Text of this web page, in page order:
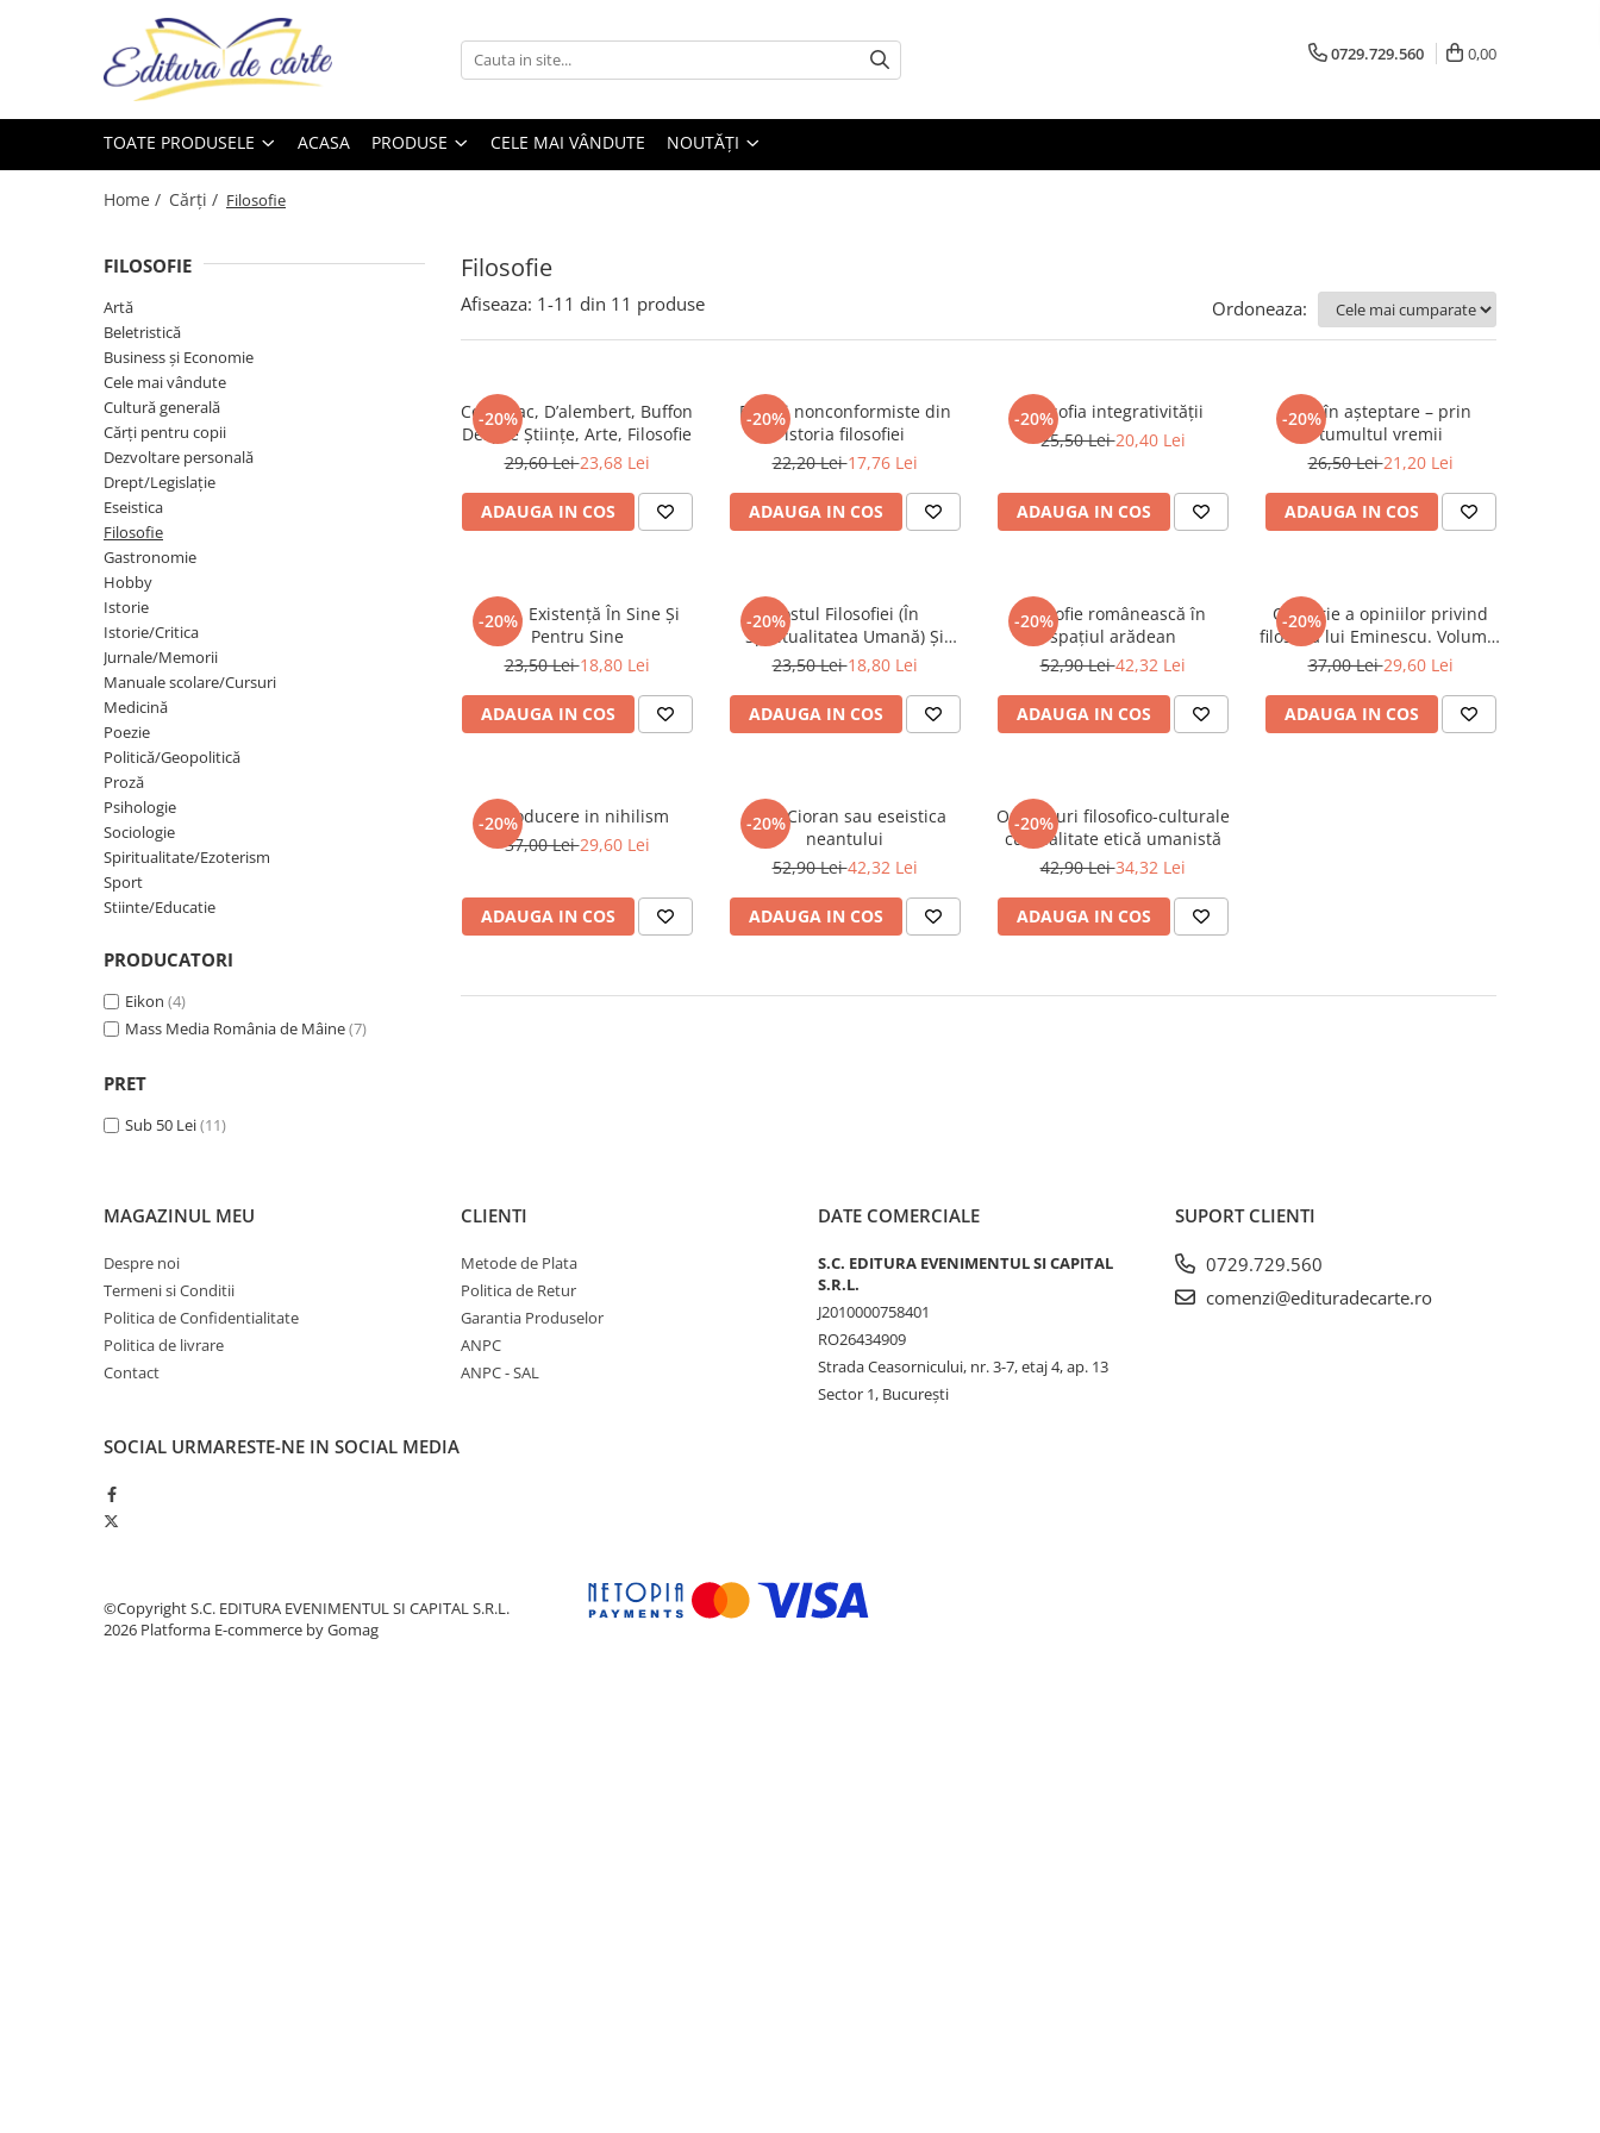
Toate Produsele
Evenimentul Zilei
Beletristică
Business și Economie
Cele mai vândute
Cultură generală
Cărți pentru copii
Dezvoltare personală
Drept/Legislație
Gastronomie
Istorie/Critica
Jurnale/Memorii
Manuale scolare/Cursuri
Spiritualitate/Ezoterism
Evenimentul Istoric
Produse
Noutăți
0729.729.560 0,00
TOATE PRODUSELE ACASA PRODUSE CELE MAI VÂNDUTE NOUTĂȚI
Home / Cărți / Filosofie
Filosofie
FILOSOFIE
Artă
Beletristică
Business și Economie
Cele mai vândute
Cultură generală
Cărți pentru copii
Dezvoltare personală
Drept/Legislație
Eseistica
Filosofie
Gastronomie
Hobby
Istorie
Istorie/Critica
Jurnale/Memorii
Manuale scolare/Cursuri
Medicină
Poezie
Politică/Geopolitică
Proză
Psihologie
Sociologie
Spiritualitate/Ezoterism
Sport
Stiinte/Educatie
PRODUCATORI
Eikon (4)
Mass Media România de Mâine(7)
PRET
Sub 50 Lei(11)
Afiseaza: 1-11 din 11 produse Ordoneaza:
-20%
Condillac, D’alembert, Buffon
Despre Ştiinţe, Arte, Filosofie
29,60 Lei23,68 Lei
ADAUGA IN COS
-20%
Eseuri nonconformiste din
istoria filosofiei
22,20 Lei17,76 Lei
ADAUGA IN COS
-20%
Filosofia integrativității
25,50 Lei20,40 Lei
ADAUGA IN COS
-20%
Idei în așteptare – prin
tumultul vremii
26,50 Lei21,20 Lei
ADAUGA IN COS
-20%
Omul. Existenţă În Sine Şi
Pentru Sine
23,50 Lei18,80 Lei
ADAUGA IN COS
-20%Rostul Filosofiei (În
Spiritualitatea Umană) Și
Identitatea Filosofiei
23,50 Lei18,80 Lei
ADAUGA IN COS
-20%
Filosofie românească în
spațiul arădean
52,90 Lei42,32 Lei
ADAUGA IN COS
-20%
O istorie a opiniilor privind
filosofia lui Eminescu. Volumul
IV
37,00 Lei29,60 Lei
ADAUGA IN COS
-20%
Introducere in nihilism
37,00 Lei29,60 Lei
ADAUGA IN COS
-20%
E. M. Cioran sau eseistica
neantului
52,90 Lei42,32 Lei
ADAUGA IN COS
-20%
Orizonturi filosofico-culturale
cu finalitate etică umanistă
42,90 Lei34,32 Lei
ADAUGA IN COS
MAGAZINUL MEU
Despre noi
Termeni si Conditii
Politica de Confidentialitate
Politica de livrare
Contact
CLIENTI
Metode de Plata
Politica de Retur
Garantia Produselor
ANPC
ANPC - SAL
DATE COMERCIALE
S.C. EDITURA EVENIMENTUL SI CAPITAL
S.R.L.
J2010000758401
RO26434909
Strada Ceasornicului, nr. 3-7, etaj 4, ap. 13
Sector 1, Bucureşti
SUPORT CLIENTI
0729.729.560
comenzi@edituradecarte.ro
SOCIAL URMARESTE-NE IN SOCIAL MEDIA
©Copyright S.C. EDITURA EVENIMENTUL SI CAPITAL S.R.L.
2026 Platforma E-commerce by Gomag